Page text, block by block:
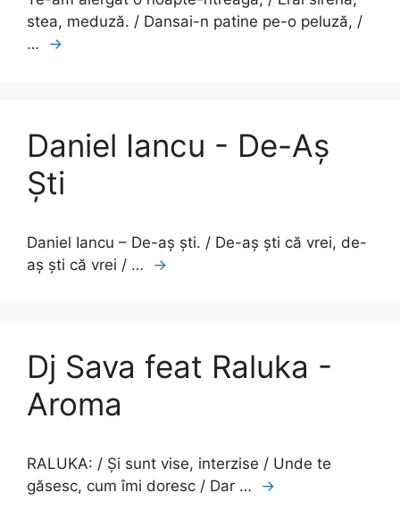
stea, meduză. / Dansai-n patine pe-o peluză, /
…
→
Daniel Iancu - De-Aș
Ști
Daniel Iancu – De-aș ști. / De-aș ști că vrei, de-
aș ști că vrei / …
→
Dj Sava feat Raluka -
Aroma
RALUKA: / Și sunt vise, interzise / Unde te
găsesc, cum îmi doresc / Dar …
→